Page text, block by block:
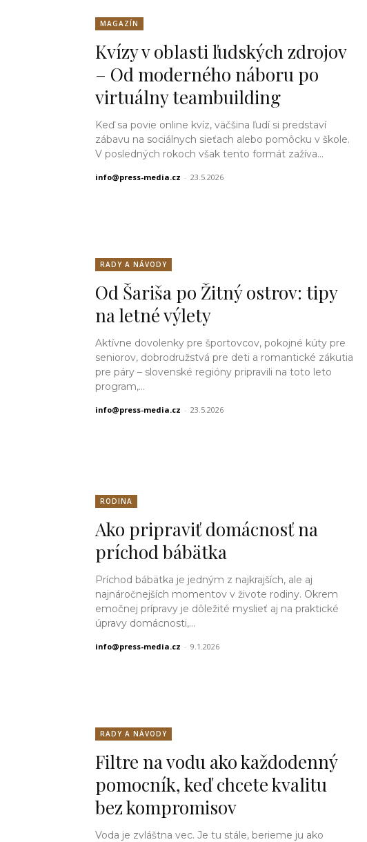
MAGAZÍN
Kvízy v oblasti ľudských zdrojov
– Od moderného náboru po
virtuálny teambuilding
Keď sa povie online kvíz, väčšina ľudí si predstaví
zábavu na sociálnych sieťach alebo pomôcku v škole.
V posledných rokoch však tento formát zažíva...
info@press-media.cz - 23.5.2026
RADY A NÁVODY
Od Šariša po Žitný ostrov: tipy
na letné výlety
Aktívne dovolenky pre športovcov, pokojné kúty pre
seniorov, dobrodružstvá pre deti a romantické zákutia
pre páry – slovenské regióny pripravili na toto leto
program,...
info@press-media.cz - 23.5.2026
RODINA
Ako pripraviť domácnosť na
príchod bábätka
Príchod bábätka je jedným z najkrajších, ale aj
najnáročnejších momentov v živote rodiny. Okrem
emočnej prípravy je dôležité myslieť aj na praktické
úpravy domácnosti,...
info@press-media.cz - 9.1.2026
RADY A NÁVODY
Filtre na vodu ako každodenný
pomocník, keď chcete kvalitu
bez kompromisov
Voda je zvláštna vec. Je tu stále, berieme ju ako